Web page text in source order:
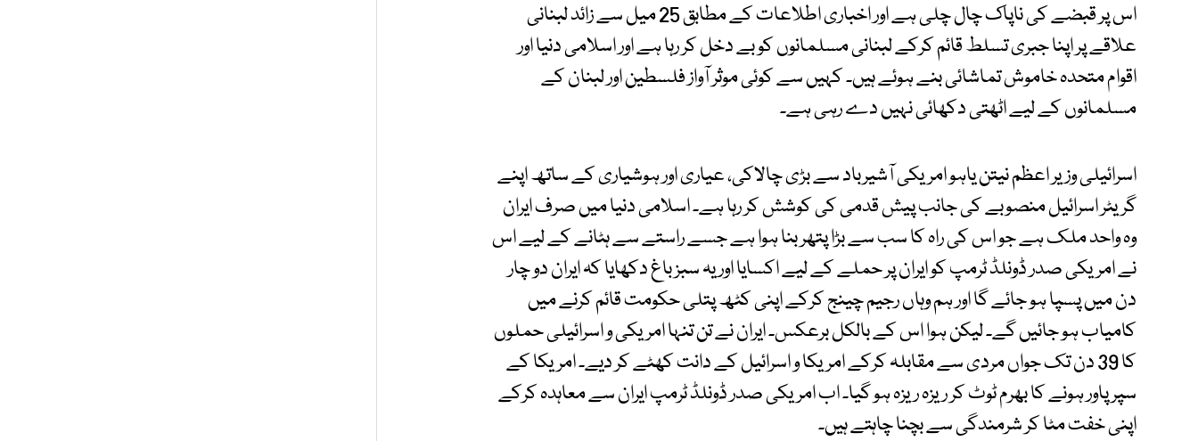
اس پر قبضے کی ناپاک چال چلی ہے اور اخباری اطلاعات کے مطابق 25 میل سے زائد لبنانی
علاقے پر اپنا جبری تسلط قائم کرکے لبنانی مسلمانوں کو بے دخل کر رہا ہے اور اسلامی دنیا اور
اقوام متحدہ خاموش تماشائی بنے ہوئے ہیں۔ کہیں سے کوئی موثر آواز فلسطین اور لبنان کے
مسلمانوں کے لیے اٹھتی دکھائی نہیں دے رہی ہے۔
اسرائیلی وزیر اعظم نیتن یاہو امریکی آشیرباد سے بڑی چالاکی، عیاری اور ہوشیاری کے ساتھ اپنے
گریٹر اسرائیل منصوبے کی جانب پیش قدمی کی کوشش کر رہا ہے۔ اسلامی دنیا میں صرف ایران
وہ واحد ملک ہے جو اس کی راہ کا سب سے بڑا پتھر بنا ہوا ہے جسے راستے سے ہٹانے کے لیے اس
نے امریکی صدر ڈونلڈ ٹرمپ کو ایران پر حملے کے لیے اکسایا اور یہ سبز باغ دکھایا کہ ایران دو چار
دن میں پسپا ہو جائے گا اور ہم وہاں رجیم چینج کرکے اپنی کٹھ پتلی حکومت قائم کرنے میں
کامیاب ہو جائیں گے۔ لیکن ہوا اس کے بالکل برعکس۔ ایران نے تن تنہا امریکی و اسرائیلی حملوں
کا 39 دن تک جواں مردی سے مقابلہ کرکے امریکا و اسرائیل کے دانت کھٹے کر دیے۔ امریکا کے
سپرپاور ہونے کا بھرم ٹوٹ کر ریزہ ریزہ ہو گیا۔ اب امریکی صدر ڈونلڈ ٹرمپ ایران سے معاہدہ کرکے
اپنی خفت مٹا کر شرمندگی سے بچنا چاہتے ہیں۔